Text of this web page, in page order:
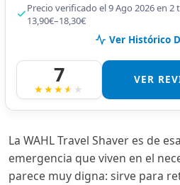
Precio verificado el 9 Ago 2026 en 2
13,90€–18,30€
Ver Histórico
7 VER
La WAHL Travel Shaver es de
emergencia que viven en el
parece muy digna: sirve para